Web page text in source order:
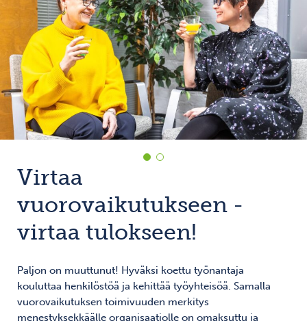
Virtaa
vuorovaikutukseen -
virtaa tulokseen!
Paljon on muuttunut! Hyväksi koettu työnantaja
kouluttaa henkilöstöä ja kehittää työyhteisöä. Samalla
vuorovaikutuksen toimivuuden merkitys
menestyksekkäälle organisaatiolle on omaksuttu ja